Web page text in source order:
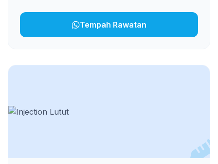
Tempah Rawatan